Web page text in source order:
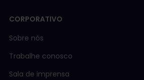
CORPORATIVO
Sobre nós
Trabalhe conosco
Sala de imprensa